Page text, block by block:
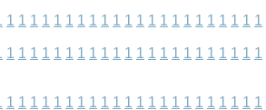
1 1 1 1 1 1 1 1 1 1 1 1 1 1 1 1 1 1 1 1 1 1
1 1 1 1 1 1 1 1 1 1 1 1 1 1 1 1 1 1 1 1 1 1
1 1 1 1 1 1 1 1 1 1 1 1 1 1 1 1 1 1 1 1 1 1